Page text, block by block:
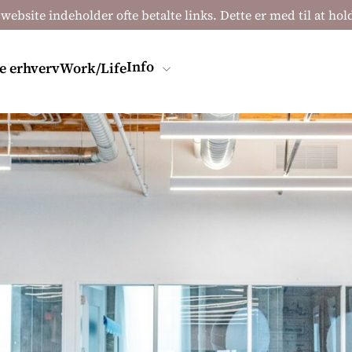
indeholder ofte betalte links. Dette er med til at
erhvervWork/LifeInfo